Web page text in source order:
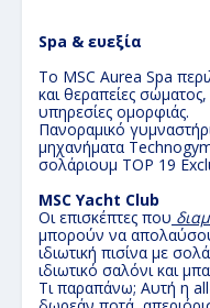
Spa & ευεξία
Το MSC Aurea Spa
και θεραπείες
υπηρεσίες ομορφιάς.
Πανοραμικό
μηχανήματα Technogym,
σολάριουμ TOP 19
MSC Yacht Club
Οι επισκέπτες που
μπορούν να
ιδιωτική πισίνα με
ιδιωτικό σαλόνι και
Τι παραπάνω; Αυτή η